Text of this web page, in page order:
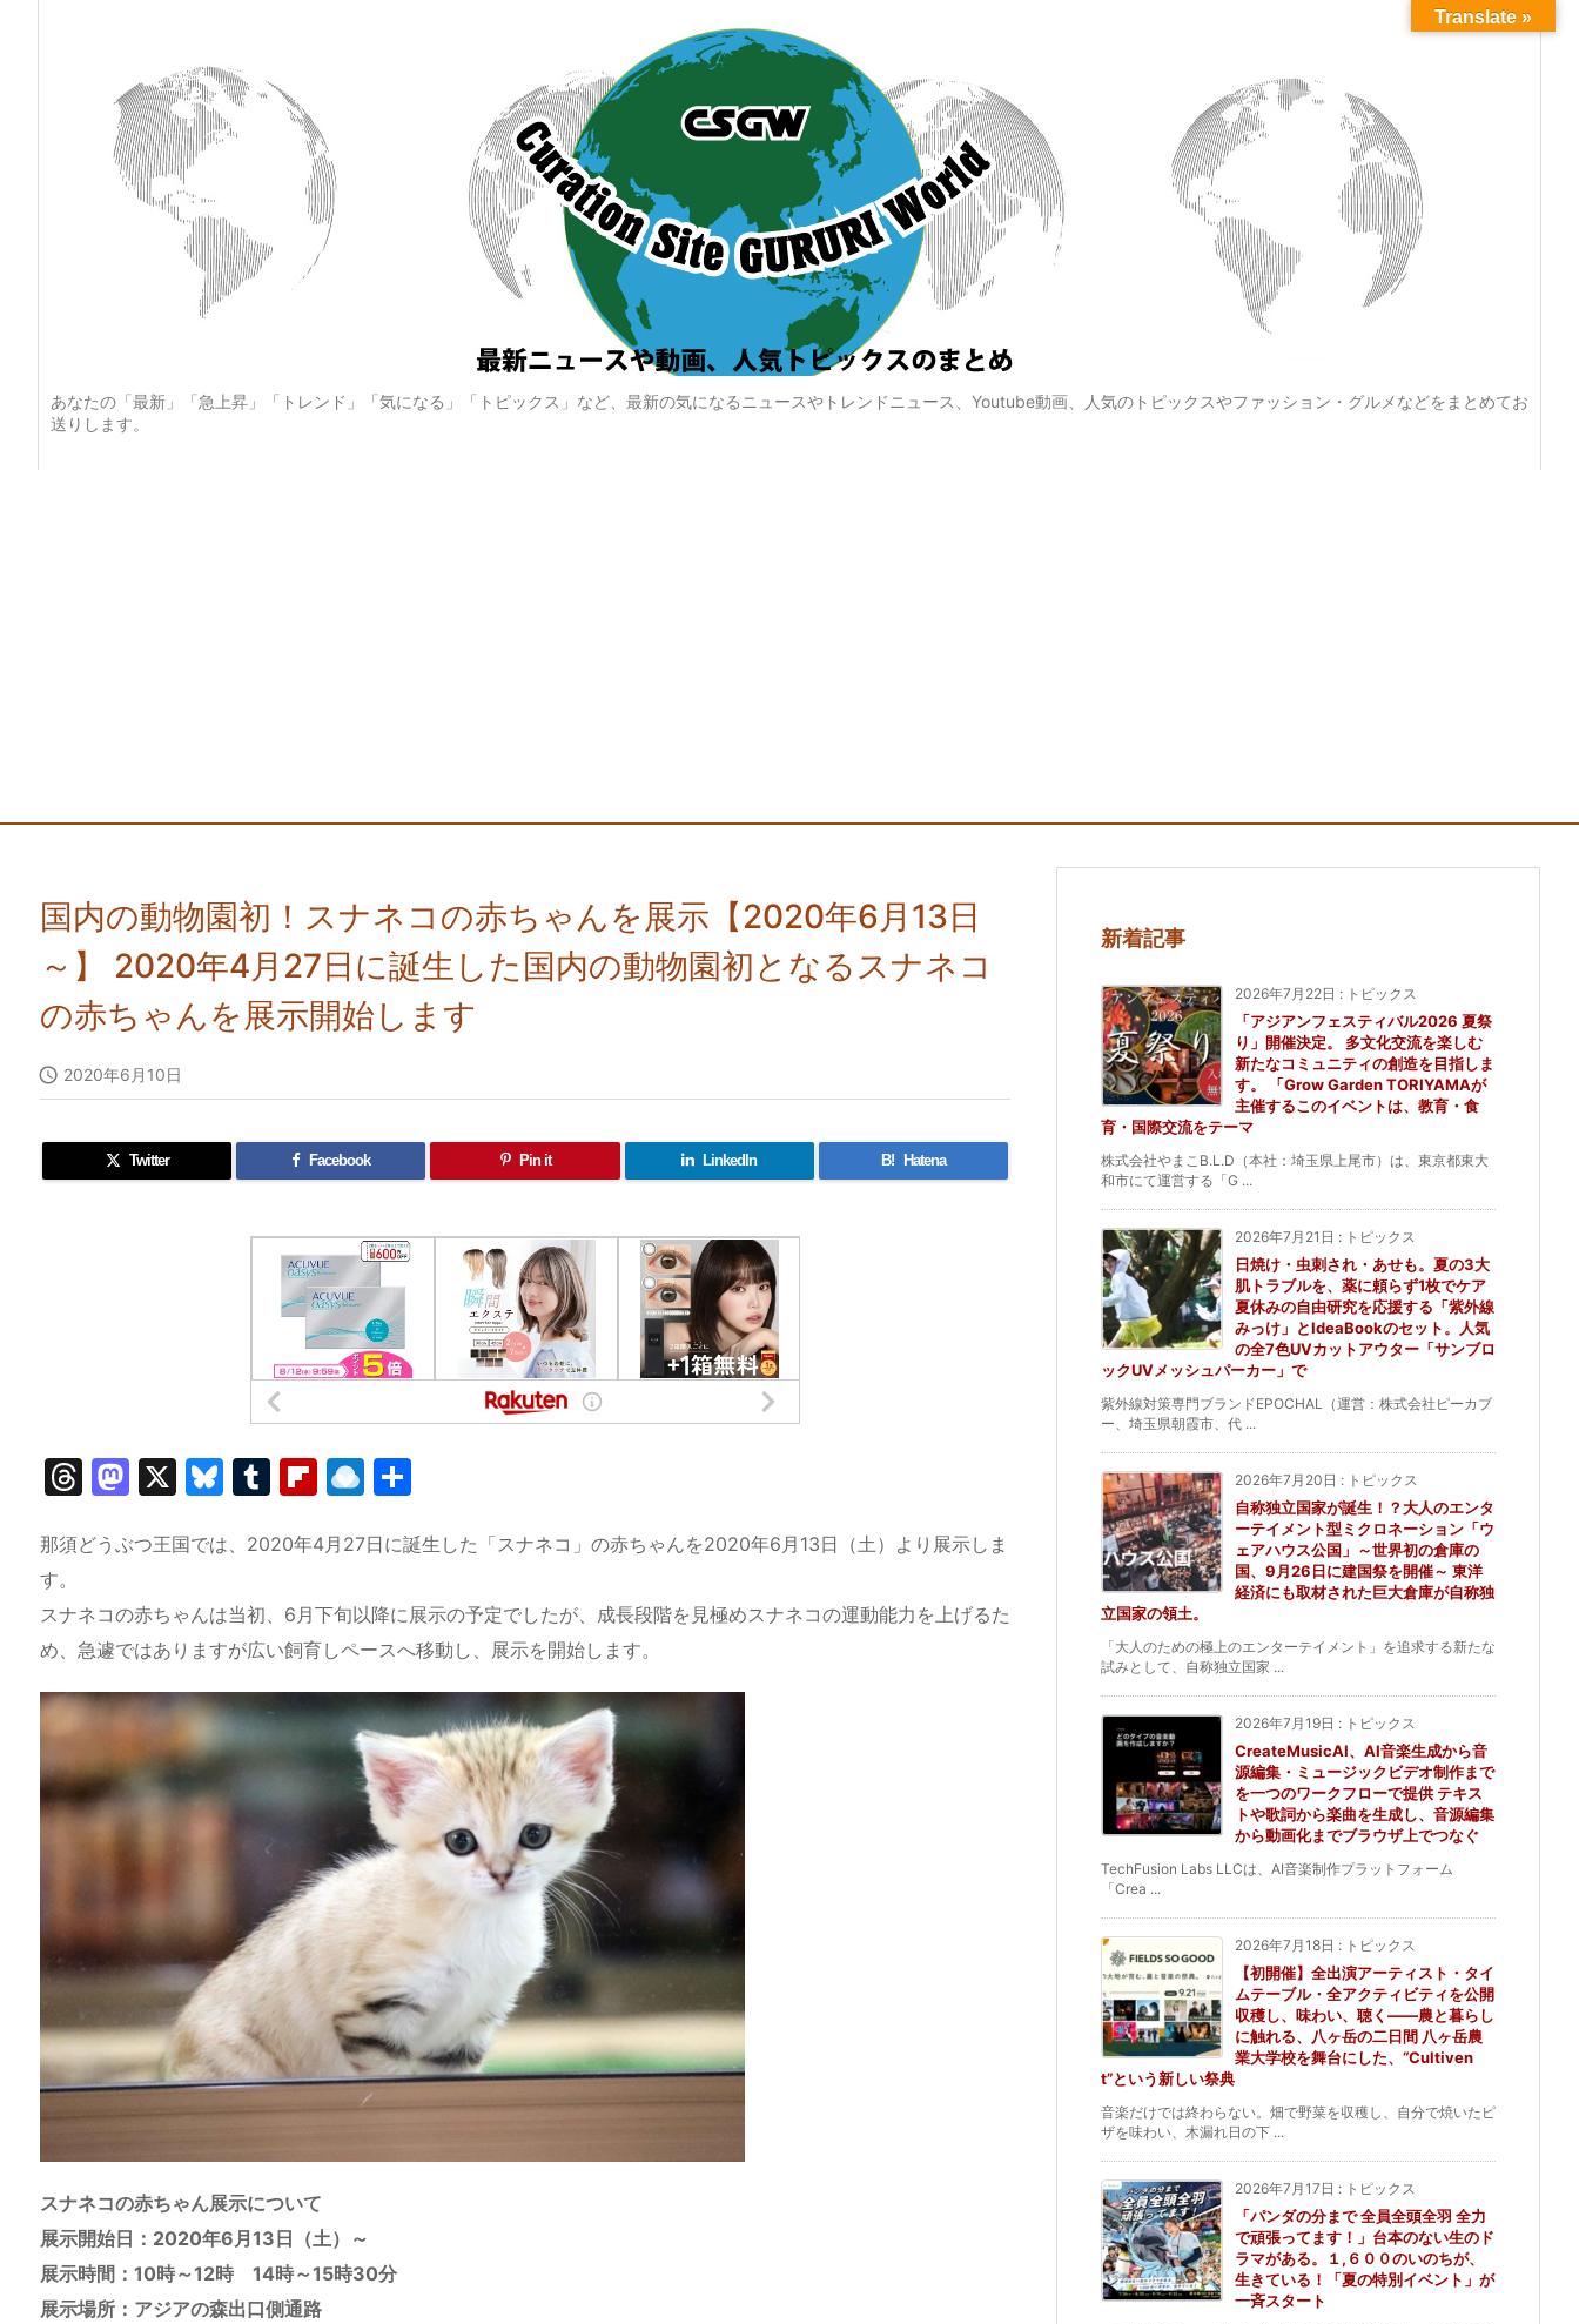
あなたの「最新」「急上昇」「トレンド」「気になる」「トピックス」など、最新の気になるニュースやトレンドニュース、Youtube動画、人気のトピックスやファッション・グルメなどをまとめてお
送りします。
国内の動物園初！スナネコの赤ちゃんを展示【2020年6月13日
～】 2020年4月27日に誕生した国内の動物園初となるスナネコ
の赤ちゃんを展示開始します
 2020年6月10日
Twitter Facebook Pin it LinkedIn B! Hatena
T
e
d
s
M
st
d
o
n
X
Bl
e
k
y
T
m
r
Fl
b
ar
d
R
n
o
p.
io
那須どうぶつ王国では、2020年4月27日に誕生した「スナネコ」の赤ちゃんを2020年6月13日（土）より展示しま
す。
スナネコの赤ちゃんは当初、6月下旬以降に展示の予定でしたが、成長段階を見極めスナネコの運動能力を上げるた
め、急遽ではありますが広い飼育しペースへ移動し、展示を開始します。
スナネコの赤ちゃん展示について
展示開始日： 2020年6月 13 日（土）～
展示時間： 10時～12時 14時～15時30分
展示場所：アジアの森出口側通路
新着記事
2026年7月22日 : トピックス
「アジアンフェスティバル2026 夏祭
り」開催決定。 多文化交流を楽しむ
新たなコミュニティの創造を目指しま
す。 「Grow Garden TORIYAMAが
主催するこのイベントは、教育・食
育・国際交流をテーマ
株式会社やまこB.L.D（本社：埼玉県上尾市）は、東京都東大
和市にて運営する「G ...
2026年7月21日 : トピックス
日焼け・虫刺され・あせも。夏の3大
肌トラブルを、薬に頼らず1枚でケア
夏休みの自由研究を応援する「紫外線
みっけ」とIdeaBookのセット。人気
の全7色UVカットアウター「サンブロ
ックUVメッシュパーカー」で
紫外線対策専門ブランドEPOCHAL（運営：株式会社ピーカブ
ー、埼玉県朝霞市、代 ...
2026年7月20日 : トピックス
自称独立国家が誕生！？大人のエンタ
ーテイメント型ミクロネーション「ウ
ェアハウス公国」～世界初の倉庫の
国、9月26日に建国祭を開催～ 東洋
経済にも取材された巨大倉庫が自称独
立国家の領土。
「大人のための極上のエンターテイメント」を追求する新たな
試みとして、自称独立国家 ...
2026年7月19日 : トピックス
CreateMusicAI、AI音楽生成から音
源編集・ミュージックビデオ制作まで
を一つのワークフローで提供 テキス
トや歌詞から楽曲を生成し、音源編集
から動画化までブラウザ上でつなぐ
TechFusion Labs LLCは、AI音楽制作プラットフォーム
「Crea ...
2026年7月18日 : トピックス
【初開催】全出演アーティスト・タイ
ムテーブル・全アクティビティを公開
収穫し、味わい、聴く——農と暮らし
に触れる、八ヶ岳の二日間 八ヶ岳農
業大学校を舞台にした、“Cultiven
t”という新しい祭典
音楽だけでは終わらない。畑で野菜を収穫し、自分で焼いたピ
ザを味わい、木漏れ日の下 ...
2026年7月17日 : トピックス
「パンダの分まで 全員全頭全羽 全力
で頑張ってます！」台本のない生のド
ラマがある。１,６００のいのちが、
生きている！「夏の特別イベント」が
一斉スタート
Translate »